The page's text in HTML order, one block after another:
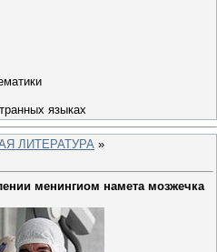
языках
ЛИТЕРАТУРА »
менингиом намета мозжечка